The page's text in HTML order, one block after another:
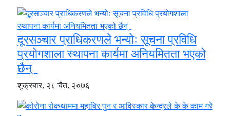
दूरसञ्चार प्राधिकरणले भन्योः सूचना प्रविधि
प्रयोगशाला स्थापना कार्यमा अनियमितता भएको
छैन्
शुक्रबार, २८ चैत, २०७६